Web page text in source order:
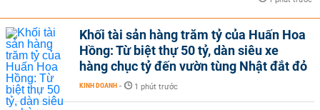
Khối tài sản hàng trăm tỷ của Huấn Hoa
Hồng: Từ biệt thự 50 tỷ, dàn siêu xe
hàng chục tỷ đến vườn tùng Nhật đắt đỏ
KINH DOANH - 1 phút trước